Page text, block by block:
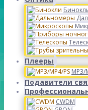
Плееры
MP3/
Подавители
CWDM